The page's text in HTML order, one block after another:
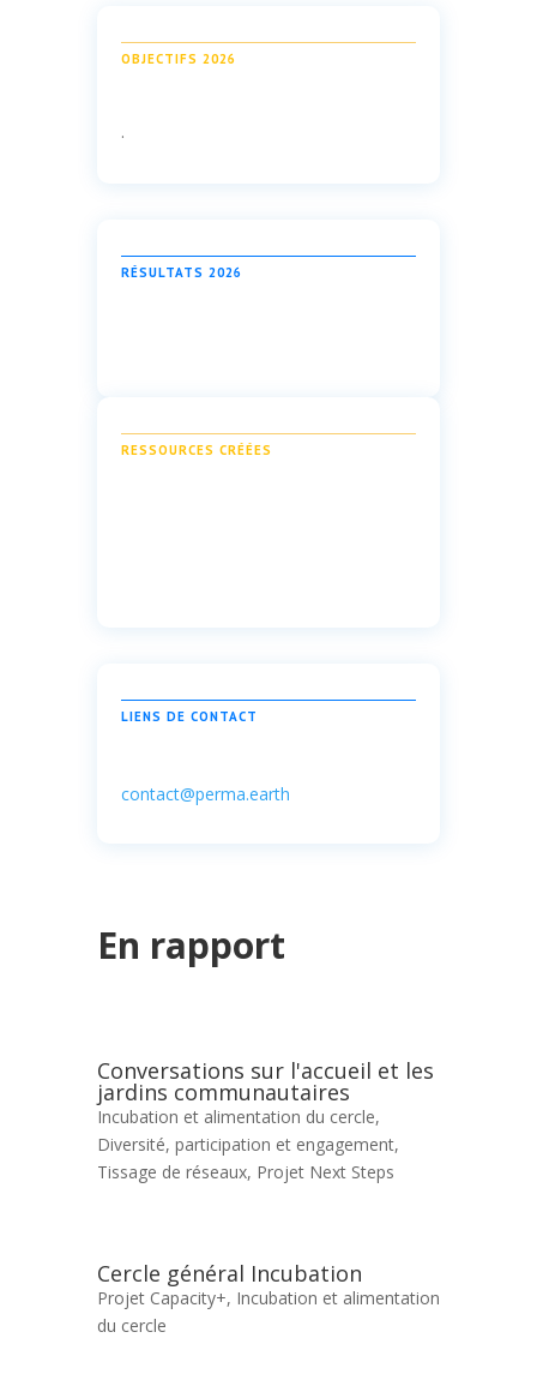
OBJECTIFS 2026
.
RÉSULTATS 2026
RESSOURCES CRÉÉES
LIENS DE CONTACT
contact@perma.earth
En rapport
Conversations sur l'accueil et les
jardins communautaires
Incubation et alimentation du cercle,
Diversité, participation et engagement,
Tissage de réseaux, Projet Next Steps
Cercle général Incubation
Projet Capacity+, Incubation et alimentation
du cercle